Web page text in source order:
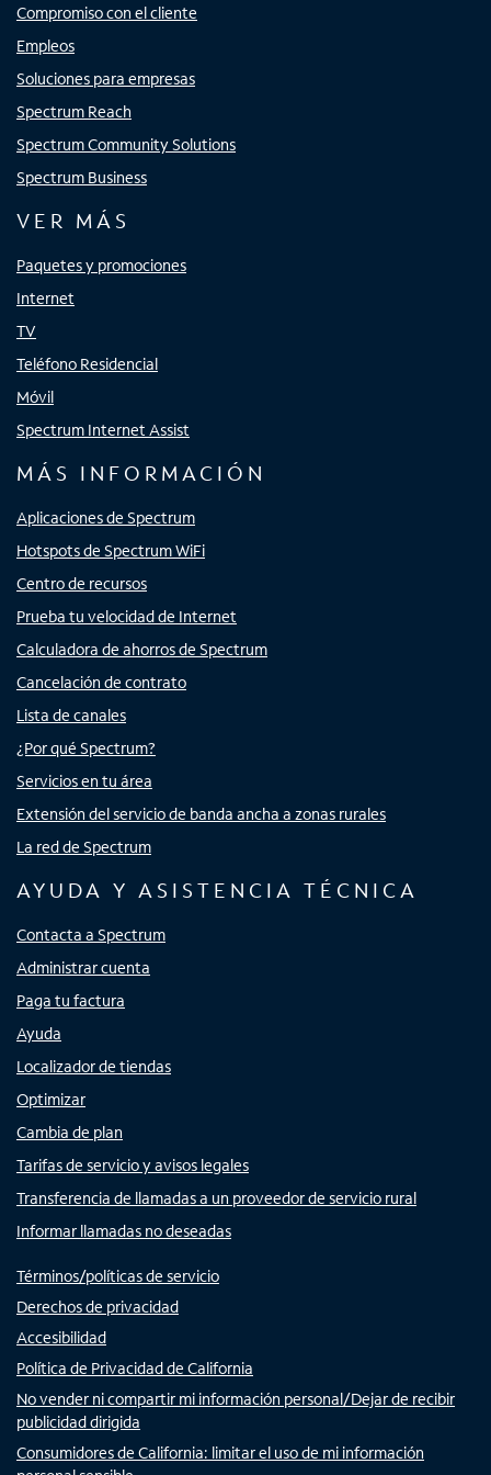
Compromiso con el cliente
Empleos
Soluciones para empresas
Spectrum Reach
Spectrum Community Solutions
Spectrum Business
VER MÁS
Paquetes y promociones
Internet
TV
Teléfono Residencial
Móvil
Spectrum Internet Assist
MÁS INFORMACIÓN
Aplicaciones de Spectrum
Hotspots de Spectrum WiFi
Centro de recursos
Prueba tu velocidad de Internet
Calculadora de ahorros de Spectrum
Cancelación de contrato
Lista de canales
¿Por qué Spectrum?
Servicios en tu área
Extensión del servicio de banda ancha a zonas rurales
La red de Spectrum
AYUDA Y ASISTENCIA TÉCNICA
Contacta a Spectrum
Administrar cuenta
Paga tu factura
Ayuda
Localizador de tiendas
Optimizar
Cambia de plan
Tarifas de servicio y avisos legales
Transferencia de llamadas a un proveedor de servicio rural
Informar llamadas no deseadas
Términos/políticas de servicio
Derechos de privacidad
Accesibilidad
Política de Privacidad de California
No vender ni compartir mi información personal/Dejar de recibir
publicidad dirigida
Consumidores de California: limitar el uso de mi información